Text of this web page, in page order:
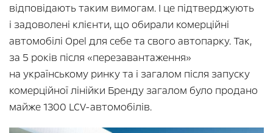
відповідають таким вимогам. І це підтверджують
і задоволені клієнти, що обирали комерційні
автомобілі Opel для себе та свого автопарку. Так,
за 5 років після «перезавантаження»
на українському ринку та і загалом після запуску
комерційної лінійки Бренду загалом було продано
майже 1300 LCV-автомобілів.